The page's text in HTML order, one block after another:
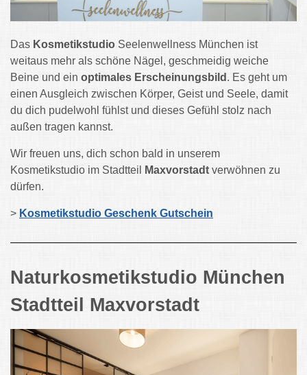
Das Kosmetikstudio Seelenwellness München ist
weitaus mehr als schöne Nägel, geschmeidig weiche
Beine und ein optimales Erscheinungsbild . Es geht um
einen Ausgleich zwischen Körper, Geist und Seele, damit
du dich pudelwohl fühlst und dieses Gefühl stolz nach
außen tragen kannst.
Wir freuen uns, dich schon bald in unserem
Kosmetikstudio im Stadtteil
Maxvorstadt verwöhnen zu
dürfen.
> Kosmetikstudio Geschenk Gutschein
Naturkosmetikstudio München
Stadtteil Maxvorstadt